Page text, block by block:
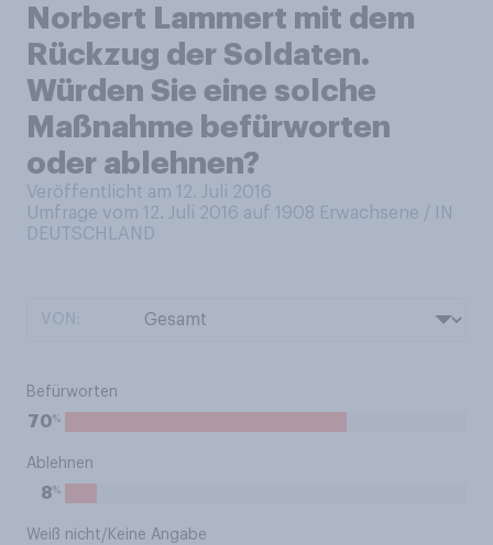
Norbert Lammert mit dem
Rückzug der Soldaten.
Würden Sie eine solche
Maßnahme befürworten
oder ablehnen?
Veröffentlicht am 12. Juli 2016
Umfrage vom 12. Juli 2016 auf 1908 Erwachsene / IN
DEUTSCHLAND
Befürworten
70%
Ablehnen
8%
Weiß nicht/Keine Angabe